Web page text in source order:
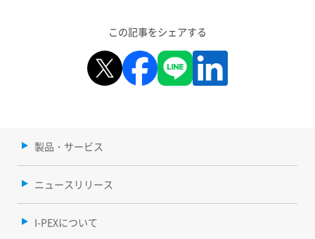
この記事をシェアする
製品・サービス
ニュースリリース
I-PEXについて